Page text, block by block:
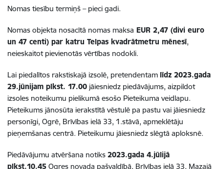
Nomas tiesību termiņš – pieci gadi.
Nomas objekta nosacītā nomas maksa EUR 2,47 (divi euro
un 47 centi) par katru Telpas kvadrātmetru mēnesī,
neieskaitot pievienotās vērtības nodokli.
Lai piedalītos rakstiskajā izsolē, pretendentam līdz 2023.gada
29.jūnijam plkst. 17.00 jāiesniedz piedāvājums, aizpildot
izsoles noteikumu pielikumā esošo Pieteikuma veidlapu.
Pieteikums jānosūta ierakstītā vēstulē pa pastu vai jāiesniedz
personīgi, Ogrē, Brīvības ielā 33, 1.stāvā, apmeklētāju
pieņemšanas centrā. Pieteikumu jāiesniedz slēgtā aploksnē.
Piedāvājumu atvēršana notiks 2023.gada 4.jūlijā
plkst.10.45 Ogres novada pašvaldībā, Brīvības ielā 33, Mazajā